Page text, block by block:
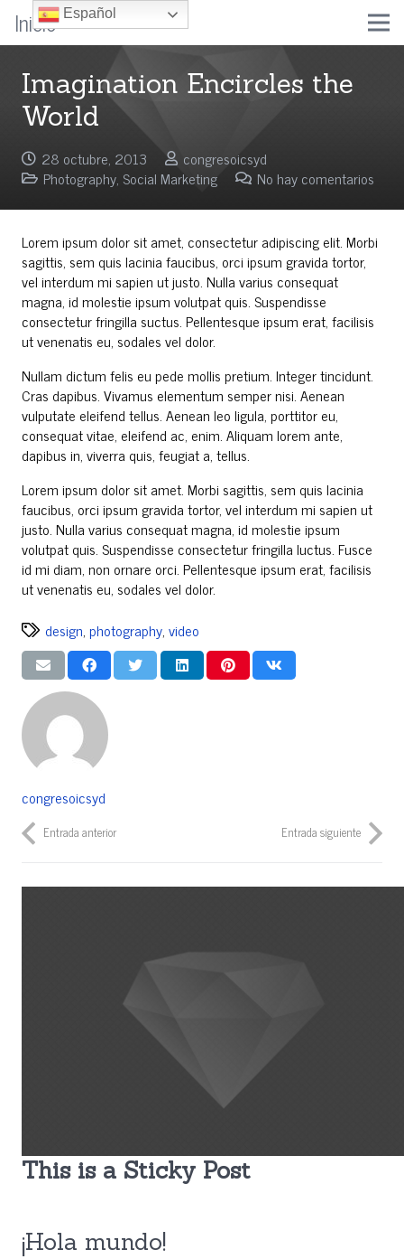
Inicio
Imagination Encircles the
World
28 octubre, 2013
congresoicsyd
Photography,Social Marketing No hay comentarios
Lorem ipsum dolor sit amet, consectetur adipiscing elit. Morbi
sagittis, sem quis lacinia faucibus, orci ipsum gravida tortor,
vel interdum mi sapien ut justo. Nulla varius consequat
magna, id molestie ipsum volutpat quis. Suspendisse
consectetur fringilla suctus. Pellentesque ipsum erat, facilisis
ut venenatis eu, sodales vel dolor.
Nullam dictum felis eu pede mollis pretium. Integer tincidunt.
Cras dapibus. Vivamus elementum semper nisi. Aenean
vulputate eleifend tellus. Aenean leo ligula, porttitor eu,
consequat vitae, eleifend ac, enim. Aliquam lorem ante,
dapibus in, viverra quis, feugiat a, tellus.
Lorem ipsum dolor sit amet. Morbi sagittis, sem quis lacinia
faucibus, orci ipsum gravida tortor, vel interdum mi sapien ut
justo. Nulla varius consequat magna, id molestie ipsum
volutpat quis. Suspendisse consectetur fringilla luctus. Fusce
id mi diam, non ornare orci. Pellentesque ipsum erat, facilisis
ut venenatis eu, sodales vel dolor.
design,photography,video
congresoicsyd
Entrada anterior Entrada siguiente
This is a Sticky Post
¡Hola mundo!
Español